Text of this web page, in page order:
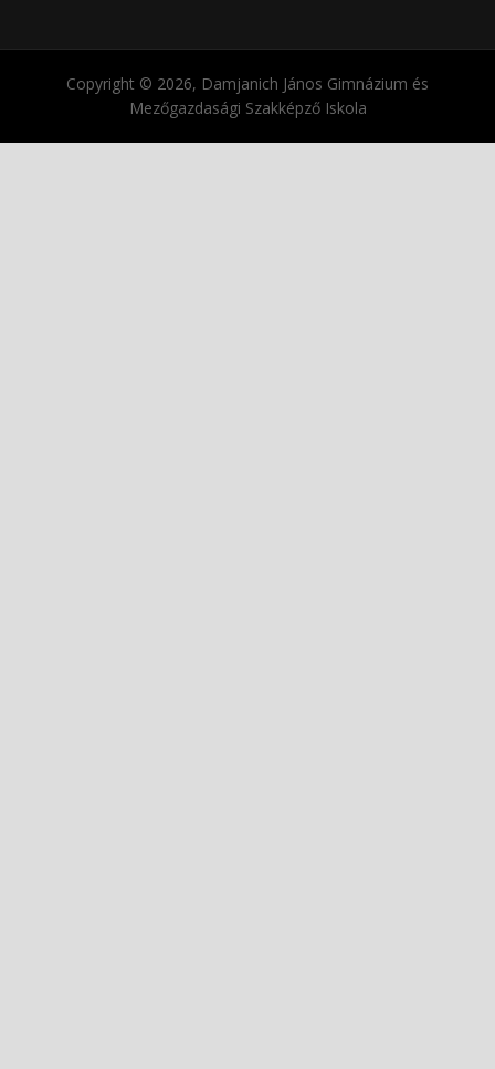
Copyright © 2026, Damjanich János Gimnázium és
Mezőgazdasági Szakképző Iskola